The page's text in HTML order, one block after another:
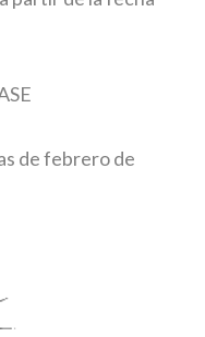
de febrero de